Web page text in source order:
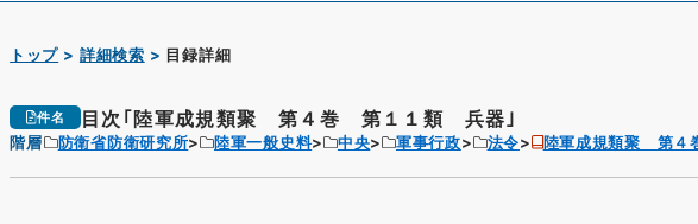
トップ 詳細検索 目録詳細
件名 目次｢陸軍成規類聚 第４巻 第１１類 兵器｣
階層 防衛省防衛研究所 陸軍一般史料 中央 軍事行政 法令 陸軍成規類聚 第４